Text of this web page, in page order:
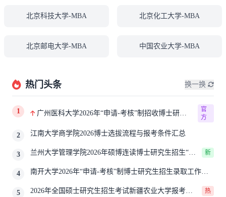
北京科技大学-MBA 北京化工大学-MBA
北京邮电大学-MBA 中国农业大学-MBA
热门头条 换一换
1
广州医科大学2026年“申请-考核”制招收博士研究
官
方
2 江南大学商学院2026博士选拔流程与报考条件汇总
3
兰州大学管理学院2026年硕博连读博士研究生招生“申
新
4
南开大学2026年“申请-考核”制博士研究生招生录取工作实
5
2026年全国硕士研究生招生考试新疆农业大学报考点
热